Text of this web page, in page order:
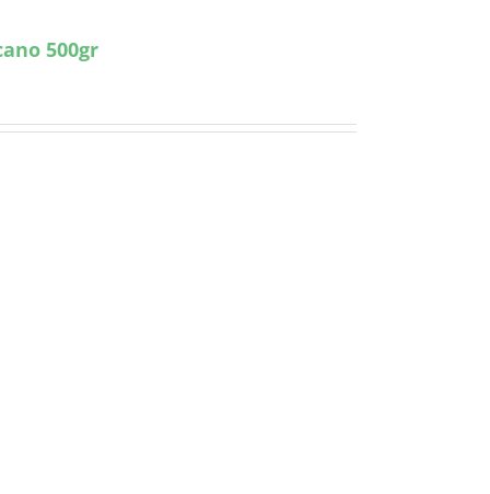
500gr